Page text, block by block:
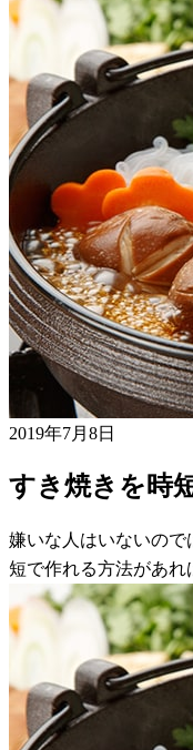
2019年7月8日
すき焼きを時
嫌いな人はいないの
短で作れる方法があれ